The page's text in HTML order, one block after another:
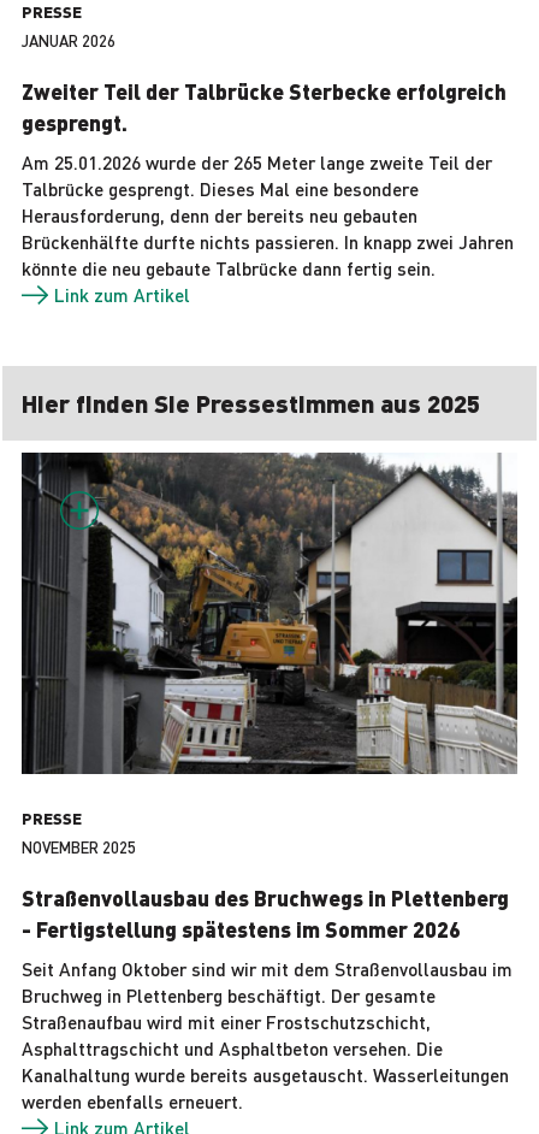
PRESSE
JANUAR 2026
Zweiter Teil der Talbrücke Sterbecke erfolgreich
gesprengt.
Am 25.01.2026 wurde der 265 Meter lange zweite Teil der
Talbrücke gesprengt. Dieses Mal eine besondere
Herausforderung, denn der bereits neu gebauten
Brückenhälfte durfte nichts passieren. In knapp zwei Jahren
könnte die neu gebaute Talbrücke dann fertig sein.
Link zum Artikel
Hier finden Sie Pressestimmen aus 2025
PRESSE
NOVEMBER 2025
Straßenvollausbau des Bruchwegs in Plettenberg
- Fertigstellung spätestens im Sommer 2026
Seit Anfang Oktober sind wir mit dem Straßenvollausbau im
Bruchweg in Plettenberg beschäftigt. Der gesamte
Straßenaufbau wird mit einer Frostschutzschicht,
Asphalttragschicht und Asphaltbeton versehen. Die
Kanalhaltung wurde bereits ausgetauscht. Wasserleitungen
werden ebenfalls erneuert.
Link zum Artikel